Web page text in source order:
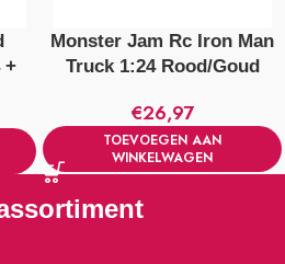
+
Monster Jam Rc Iron Man
Truck 1:24 Rood/Goud
€26,97
TOEVOEGEN AAN
WINKELWAGEN